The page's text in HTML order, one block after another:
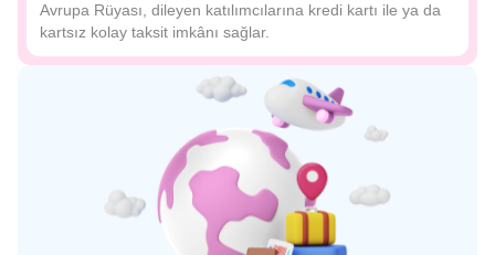
Avrupa Rüyası, dileyen katılımcılarına kredi kartı ile ya da
kartsız kolay taksit imkânı sağlar.